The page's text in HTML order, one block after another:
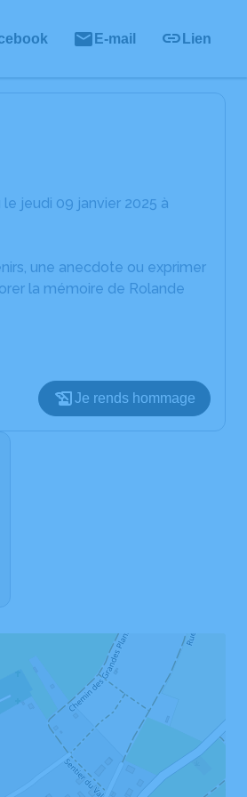
E-mail Lien
jeudi 09 janvier 2025 à
une anecdote ou exprimer
la mémoire de Rolande
Je rends hommage